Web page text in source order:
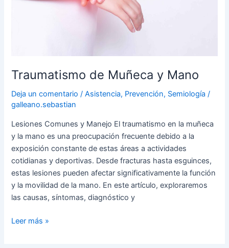
Traumatismo de Muñeca y Mano
Deja un comentario /Asistencia, Prevención, Semiología /
galleano.sebastian
Lesiones Comunes y Manejo El traumatismo en la muñeca
y la mano es una preocupación frecuente debido a la
exposición constante de estas áreas a actividades
cotidianas y deportivas. Desde fracturas hasta esguinces,
estas lesiones pueden afectar significativamente la función
y la movilidad de la mano. En este artículo, exploraremos
las causas, síntomas, diagnóstico y
Leer más »